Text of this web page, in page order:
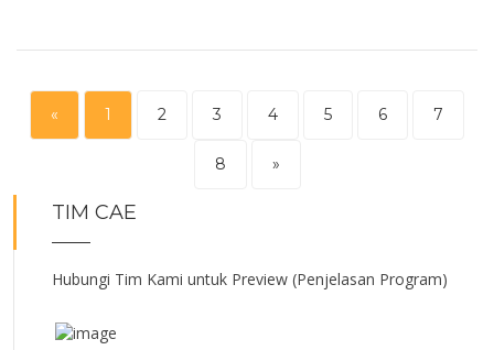
« 1 2 3 4 5 6 7
8 »
TIM CAE
Hubungi Tim Kami untuk Preview (Penjelasan Program)